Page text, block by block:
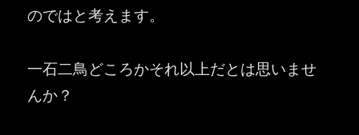
のではと考えます。
一石二鳥どころかそれ以上だとは思いませ
んか？